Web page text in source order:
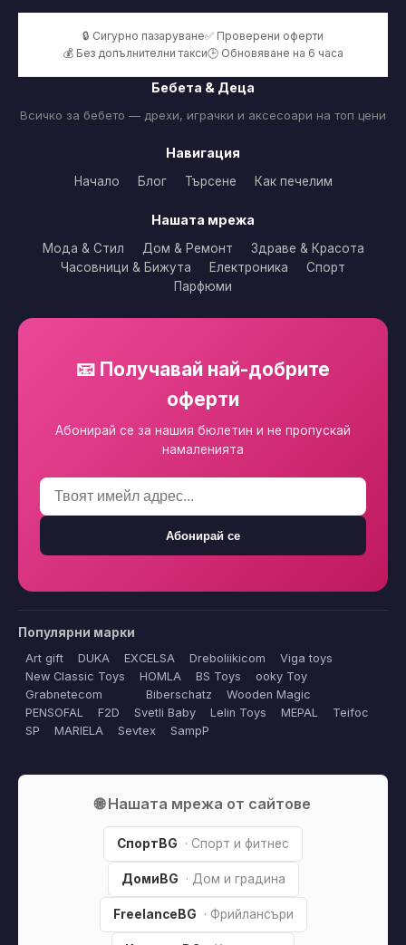
🔒 Сигурно пазаруване✅ Проверени оферти
💰 Без допълнителни такси🕒 Обновяване на 6 часа
Бебета & Деца
Всичко за бебето — дрехи, играчки и аксесоари на топ цени
Навигация
Начало Блог Търсене Как печелим
Нашата мрежа
Мода & Стил Дом & Ремонт
Здраве & Красота
Часовници & Бижута
Електроника
Спорт
Парфюми
📧 Получавай най-добрите
оферти
Абонирай се за нашия бюлетин и не пропускай
намаленията
Абонирай се
Популярни марки
Art gift DUKA EXCELSA Dreboliikicom
Viga toys
New Classic Toys
HOMLA BS Toys
ooky Toy
Grabnetecom
Biberschatz
Wooden Magic
PENSOFAL
F2D Svetli Baby Lelin Toys MEPAL
Teifoc
SP
MARIELA Sevtex SampP
🌐 Нашата мрежа от сайтове
СпортBG · Спорт и фитнес
ДомиBG · Дом и градина
FreelanceBG · Фрийлансъри